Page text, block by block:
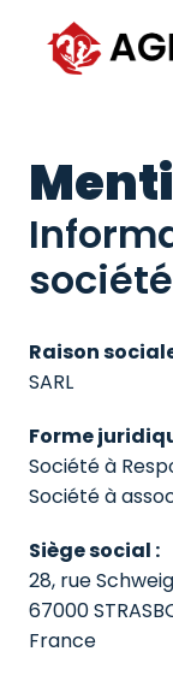
Inhalt
springen
AGFH
société
Raison
SARL
Forme
Société à
Société à
Siège social :
28, rue
67000
France